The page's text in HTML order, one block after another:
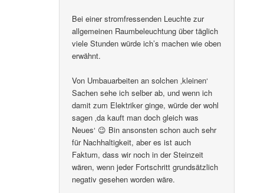
Bei einer stromfressenden Leuchte zur
allgemeinen Raumbeleuchtung über täglich
viele Stunden würde ich’s machen wie oben
erwähnt.
Von Umbauarbeiten an solchen ‚kleinen‘
Sachen sehe ich selber ab, und wenn ich
damit zum Elektriker ginge, würde der wohl
sagen ‚da kauft man doch gleich was
Neues‘ 😉 Bin ansonsten schon auch sehr
für Nachhaltigkeit, aber es ist auch
Faktum, dass wir noch in der Steinzeit
wären, wenn jeder Fortschritt grundsätzlich
negativ gesehen worden wäre.